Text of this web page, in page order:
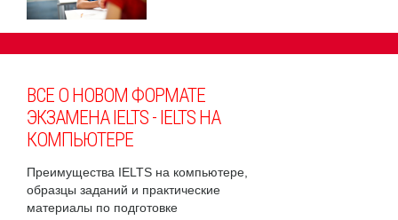
ВСЕ О НОВОМ ФОРМАТЕ
ЭКЗАМЕНА IELTS - IELTS НА
КОМПЬЮТЕРЕ
Преимущества IELTS на компьютере,
образцы заданий и практические
материалы по подготовке